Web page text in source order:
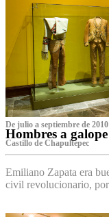
De julio a septiembre de 2010
Hombres a
Castillo de Chapultepec
Emiliano Zapata era
civil revolucionario,